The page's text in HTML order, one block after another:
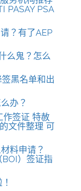
PASAY PSA
？有了AEP
么鬼？怎么
黑名单和出
办？
作签证 特赦
文件整理 可
料申请？
）签证指